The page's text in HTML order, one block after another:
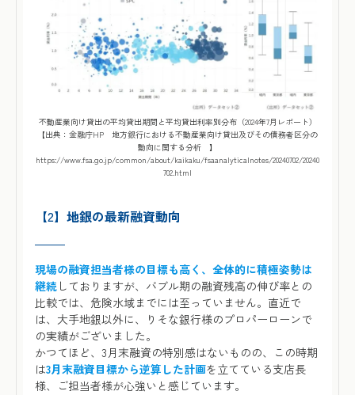
不動産業向け貸出の平均貸出期間と平均貸出利率別分布（2024年7月レポート）
【出典：金融庁HP 地方銀行における不動産業向け貸出及びその債務者区分の
動向に関する分析 】
https://www.fsa.go.jp/common/about/kaikaku/fsaanalyticalnotes/20240702/20240
702.html
【2】 地銀の最新融資動向
現場の融資担当者様の目標も高く、全体的に積極姿勢は
継続 しておりますが、バブル期の融資残高の伸び率との
比較では、危険水域までには至っていません。直近で
は、大手地銀以外に、りそな銀行様のプロパーローンで
の実績がございました。
かつてほど、3月末融資の特別感はないものの、この時期
は3月末融資目標から逆算した計画を立てている支店長
様、ご担当者様が心強いと感じています。